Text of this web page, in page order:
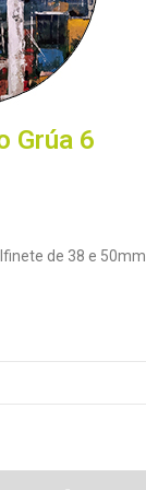
Grúa 6
de 38 e 50mm